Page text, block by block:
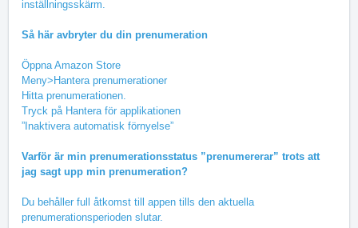
inställningsskärm.
Så här avbryter du din prenumeration
Öppna Amazon Store
Meny>Hantera prenumerationer
Hitta prenumerationen.
Tryck på Hantera för applikationen
”Inaktivera automatisk förnyelse”
Varför är min prenumerationsstatus ”prenumererar” trots att
jag sagt upp min prenumeration?
Du behåller full åtkomst till appen tills den aktuella
prenumerationsperioden slutar.